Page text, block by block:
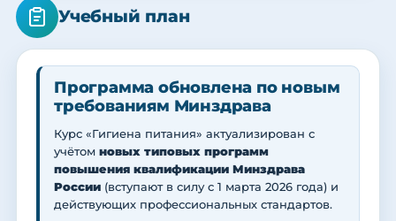
Учебный план
Программа обновлена по новым
требованиям Минздрава
Курс «Гигиена питания» актуализирован с
учётом новых типовых программ
повышения квалификации Минздрава
России (вступают в силу с 1 марта 2026 года) и
действующих профессиональных стандартов.